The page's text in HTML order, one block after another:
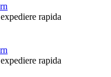
expediere rapida
expediere rapida